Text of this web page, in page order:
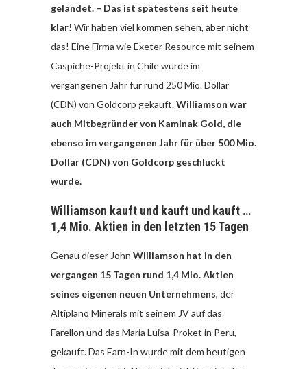
gelandet. – Das ist spätestens seit heute
klar! Wir haben viel kommen sehen, aber nicht
das! Eine Firma wie Exeter Resource mit seinem
Caspiche-Projekt in Chile wurde im
vergangenen Jahr für rund 250 Mio. Dollar
(CDN) von Goldcorp gekauft.Williamson war
auch Mitbegründer von Kaminak Gold, die
ebenso im vergangenen Jahr für über 500 Mio.
Dollar (CDN) von Goldcorp geschluckt
wurde.
Williamson kauft und kauft und kauft …
1,4 Mio. Aktien in den letzten 15 Tagen
Genau dieser John Williamson hat in den
vergangen 15 Tagen rund 1,4 Mio. Aktien
seines eigenen neuen Unternehmens, der
Altiplano Minerals mit seinem JV auf das
Farellon und das Maria Luisa-Proket in Peru,
gekauft. Das Earn-In wurde mit dem heutigen